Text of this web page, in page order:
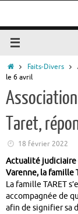
contenu
AccueilFaits-Divers
le 6 avril
Taret,
18 février 2022
Actualité judiciaire
Varenne, la famille
La famille TARET
accompagnée de
afin de signifier sa